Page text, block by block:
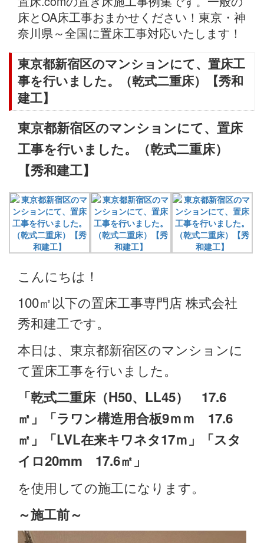
床とOA床工事おまかせください！東京・神
奈川県～全国に置床工事対応いたします！
東京都新宿区のマンションにて、置床工
事を行いました。（乾式二重床）【秀和
建工】
東京都新宿区のマンションにて、置床
工事を行いました。（乾式二重床）
【秀和建工】
こんにちは！
100㎡以下の置床工事専門店 株式会社
秀和建工です。
本日は、東京都新宿区のマンションに
て置床工事を行いました。
「乾式二重床（H50、LL45） 17.6
㎡」「ラワン構造用合板9ｍｍ 17.6
㎡」「LVL在来キワネタ17ｍ」「スタ
イロ20mm 17.6㎡」
を使用しての施工になります。
～施工前～